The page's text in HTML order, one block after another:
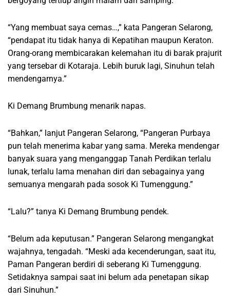
“Yang membuat saya cemas…,” kata Pangeran Selarong,
“pendapat itu tidak hanya di Kepatihan maupun Keraton.
Orang-orang membicarakan kelemahan itu di barak prajurit
yang tersebar di Kotaraja. Lebih buruk lagi, Sinuhun telah
mendengarnya.”
Ki Demang Brumbung menarik napas.
“Bahkan,” lanjut Pangeran Selarong, “Pangeran Purbaya
pun telah menerima kabar yang sama. Mereka mendengar
banyak suara yang menganggap Tanah Perdikan terlalu
lunak, terlalu lama menahan diri dan sebagainya yang
semuanya mengarah pada sosok Ki Tumenggung.”
“Lalu?” tanya Ki Demang Brumbung pendek.
“Belum ada keputusan.” Pangeran Selarong mengangkat
wajahnya, tengadah. “Meski ada kecenderungan, saat itu,
Paman Pangeran berdiri di seberang Ki Tumenggung.
Setidaknya sampai saat ini belum ada penetapan sikap
dari Sinuhun.”